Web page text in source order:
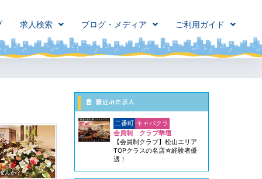
求人検索 ブログ・メディア ご利用ガイド
最近みた求人
二番町 キャバクラ
会員制 クラブ華壇
【会員制クラブ】松山エリア
TOPクラスの名店☆経験者優
遇！